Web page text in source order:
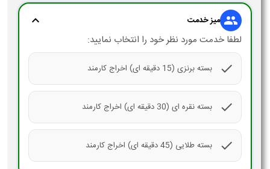
group میز خدمت expand_more
لطفا خدمت مورد نظر خود را انتخاب نمایید:
check بسته برنزی (15 دقیقه ای) اخراج کارمند
check بسته نقره ای (30 دقیقه ای) اخراج کارمند
check بسته طلایی (45 دقیقه ای) اخراج کارمند